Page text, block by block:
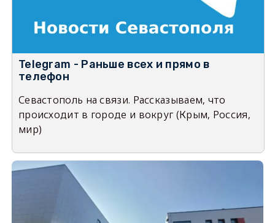
Telegram - Раньше всех и прямо в
телефон
Севастополь на связи. Рассказываем, что
происходит в городе и вокруг (Крым, Россия,
мир)